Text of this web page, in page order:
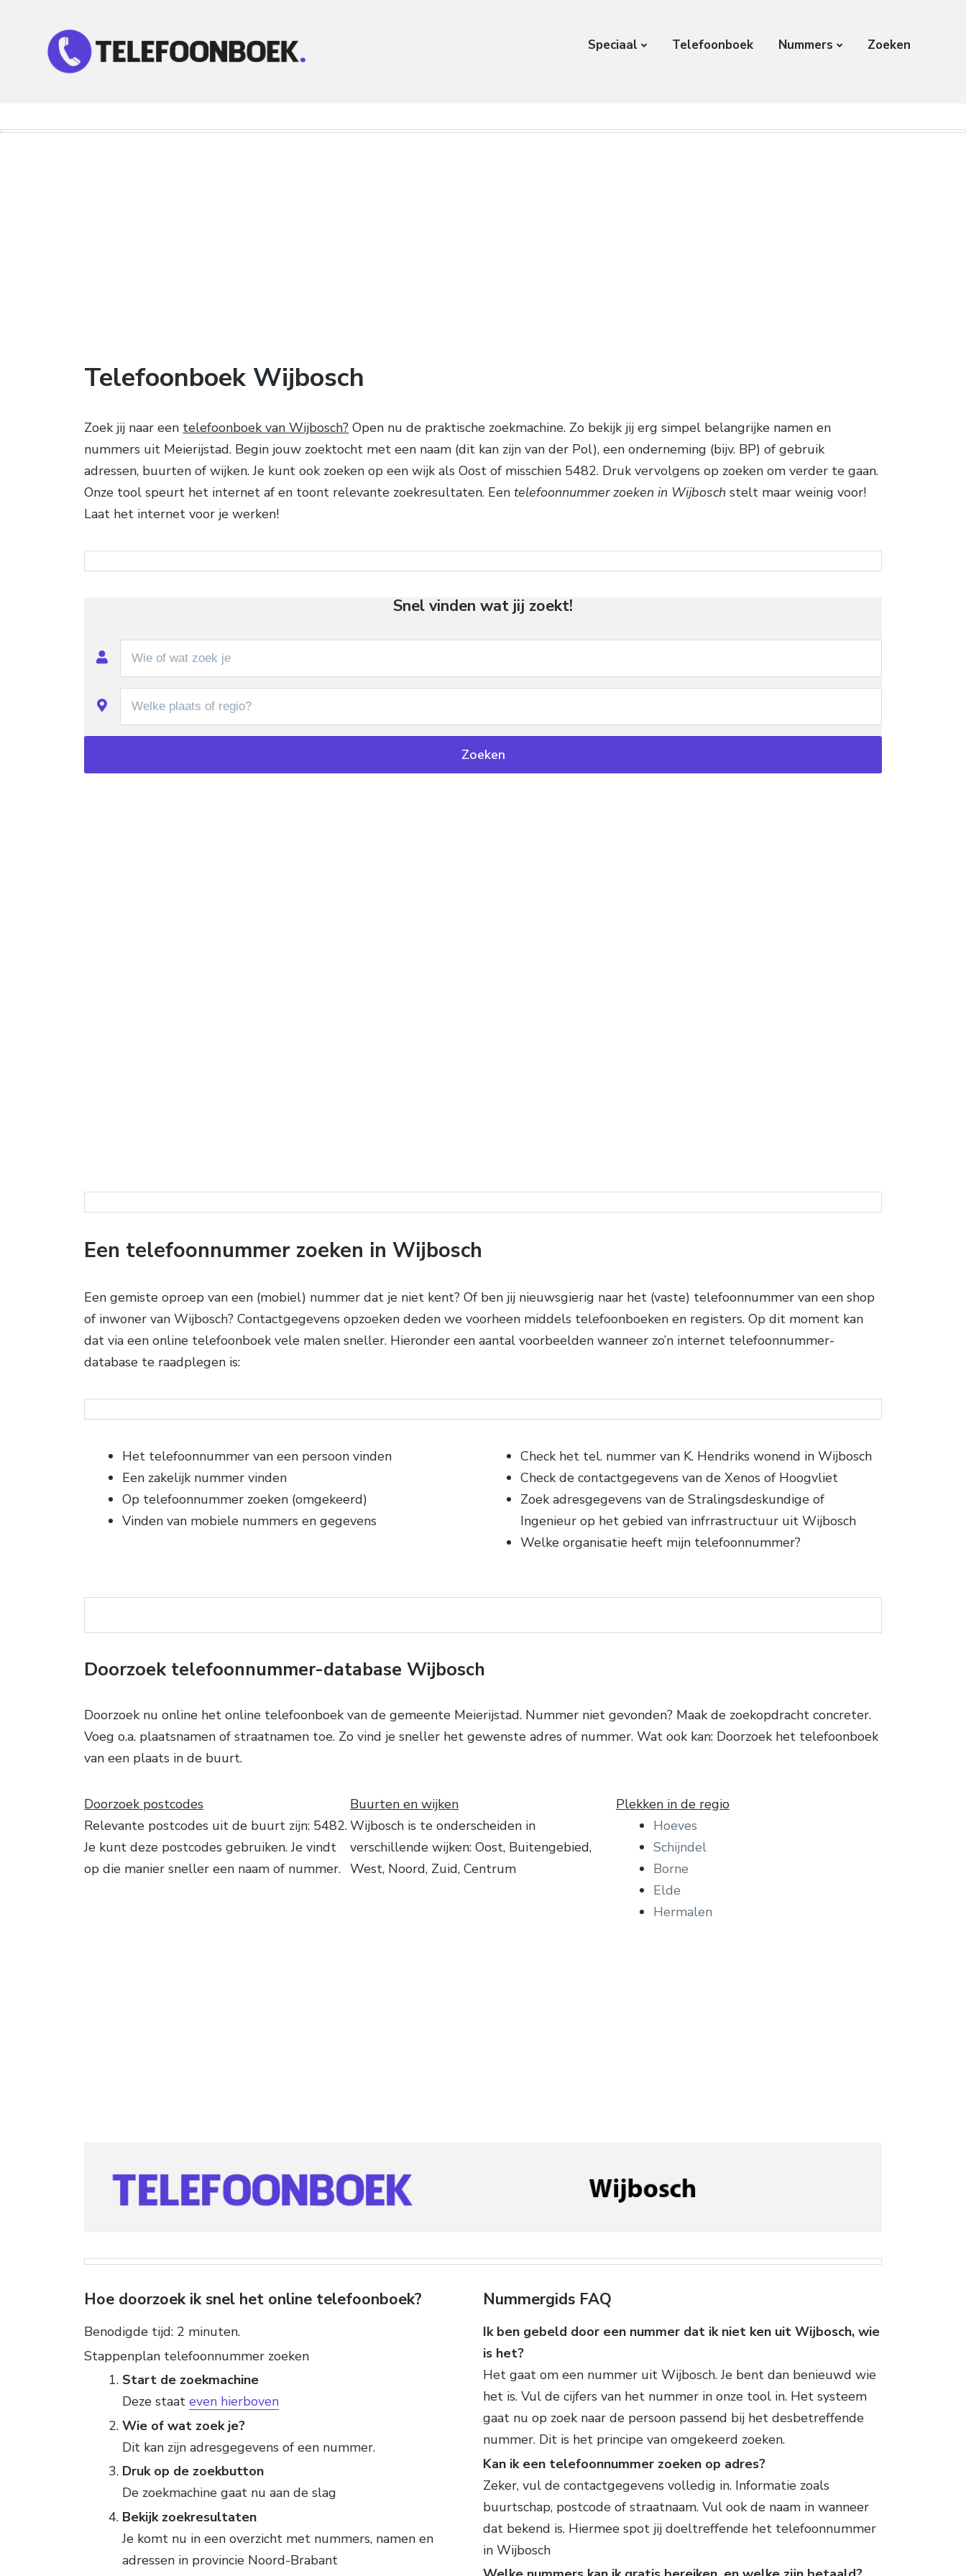
Speciaal Telefoonboek Nummers Zoeken
Telefoonboek Wijbosch
Zoek jij naar een telefoonboek van Wijbosch? Open nu de praktische zoekmachine. Zo bekijk jij erg simpel belangrijke namen en
nummers uit Meierijstad. Begin jouw zoektocht met een naam (dit kan zijn van der Pol), een onderneming (bijv. BP) of gebruik
adressen, buurten of wijken. Je kunt ook zoeken op een wijk als Oost of misschien 5482. Druk vervolgens op zoeken om verder te gaan.
Onze tool speurt het internet af en toont relevante zoekresultaten. Eentelefoonnummer zoeken in Wijbosch stelt maar weinig voor!
Laat het internet voor je werken!
Snel vinden wat jij zoekt!
Een telefoonnummer zoeken in Wijbosch
Een gemiste oproep van een (mobiel) nummer dat je niet kent? Of ben jij nieuwsgierig naar het (vaste) telefoonnummer van een shop
of inwoner van Wijbosch? Contactgegevens opzoeken deden we voorheen middels telefoonboeken en registers. Op dit moment kan
dat via een online telefoonboek vele malen sneller. Hieronder een aantal voorbeelden wanneer zo’n internet telefoonnummer-
database te raadplegen is:
Het telefoonnummer van een persoon vinden
Een zakelijk nummer vinden
Op telefoonnummer zoeken (omgekeerd)
Vinden van mobiele nummers en gegevens
Check het tel. nummer van K. Hendriks wonend in Wijbosch
Check de contactgegevens van de Xenos of Hoogvliet
Zoek adresgegevens van de Stralingsdeskundige of
Ingenieur op het gebied van infrrastructuur uit Wijbosch
Welke organisatie heeft mijn telefoonnummer?
Doorzoek telefoonnummer-database Wijbosch
Doorzoek nu online het online telefoonboek van de gemeente Meierijstad. Nummer niet gevonden? Maak de zoekopdracht concreter.
Voeg o.a. plaatsnamen of straatnamen toe. Zo vind je sneller het gewenste adres of nummer. Wat ook kan: Doorzoek het telefoonboek
van een plaats in de buurt.
Doorzoek postcodes
Relevante postcodes uit de buurt zijn: 5482.
Je kunt deze postcodes gebruiken. Je vindt
op die manier sneller een naam of nummer.
Buurten en wijken
Wijbosch is te onderscheiden in
verschillende wijken: Oost, Buitengebied,
West, Noord, Zuid, Centrum
Plekken in de regio
Hoeves
Schijndel
Borne
Elde
Hermalen
Hoe doorzoek ik snel het online telefoonboek?
Benodigde tijd: 2 minuten.
Stappenplan telefoonnummer zoeken
Start de zoekmachine
Deze staat even hierboven
Wie of wat zoek je?
Dit kan zijn adresgegevens of een nummer.
Druk op de zoekbutton
De zoekmachine gaat nu aan de slag
Bekijk zoekresultaten
Je komt nu in een overzicht met nummers, namen en
adressen in provincie Noord-Brabant
Nummergids FAQ
Ik ben gebeld door een nummer dat ik niet ken uit Wijbosch, wie
is het?
Het gaat om een nummer uit Wijbosch. Je bent dan benieuwd wie
het is. Vul de cijfers van het nummer in onze tool in. Het systeem
gaat nu op zoek naar de persoon passend bij het desbetreffende
nummer. Dit is het principe van omgekeerd zoeken.
Kan ik een telefoonnummer zoeken op adres?
Zeker, vul de contactgegevens volledig in. Informatie zoals
buurtschap, postcode of straatnaam. Vul ook de naam in wanneer
dat bekend is. Hiermee spot jij doeltreffende het telefoonnummer
in Wijbosch